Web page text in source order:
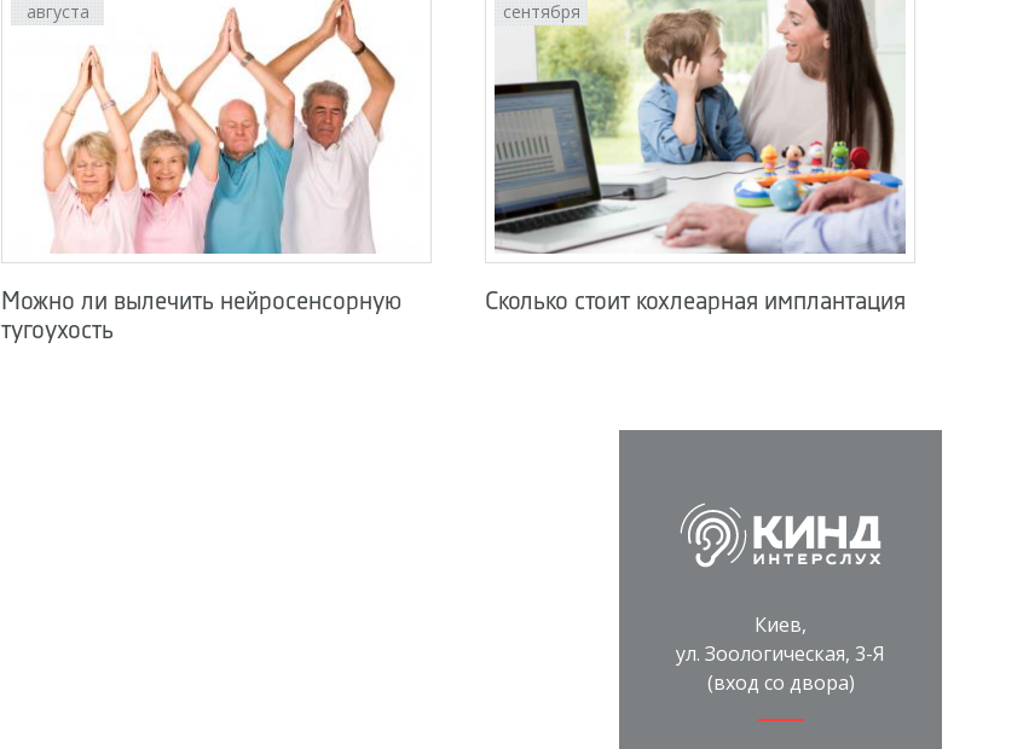
августа
Можно ли вылечить нейросенсорную
тугоухость
сентября
Сколько стоит кохлеарная имплантация
Киев,
ул. Зоологическая, 3-Я
(вход со двора)